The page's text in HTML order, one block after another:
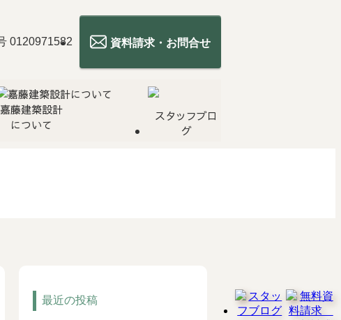
資料請求・お問合せ
嘉藤建築設計
について
スタッフブロ
グ
最近の投稿